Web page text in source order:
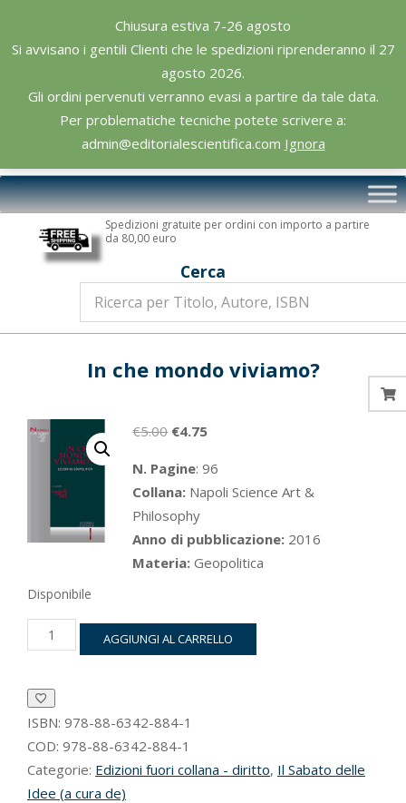
Chiusura estiva 7-26 agosto
Si avvisano i gentili Clienti che le spedizioni riprenderanno il 27
agosto 2026.
Gli ordini pervenuti verranno evasi a partire da tale data.
Per problematiche tecniche potete scrivere a:
admin@editorialescientifica.com Ignora
content
Editoriale
Scientifica
Primary
Navigation
Spedizioni gratuite per ordini con importo a partire
da 80,00 euro
Cerca
In che mondo viviamo?
€5.00 Il
originale
era:
€5.00.
€4.75Il
attuale
è:
N. Pagine: 96
Collana: Napoli Science Art &
Philosophy
Anno di pubblicazione: 2016
Materia: Geopolitica
Disponibile
che
quantità
AGGIUNGI AL CARRELLO
ISBN: 978-88-6342-884-1
COD: 978-88-6342-884-1
Categorie: Edizioni fuori collana - diritto, Il Sabato delle
Idee (a cura de)